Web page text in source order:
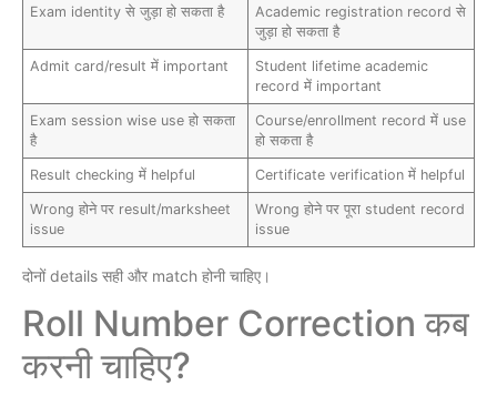
Exam identity से जुड़ा हो सकता है
Academic registration record से
जुड़ा हो सकता है
Admit card/result में important
Student lifetime academic
record में important
Exam session wise use हो सकता
है
Course/enrollment record में use
हो सकता है
Result checking में helpful Certificate verification में helpful
Wrong होने पर result/marksheet
issue
Wrong होने पर पूरा student record
issue
दोनों details सही और match होनी चाहिए।
Roll Number Correction कब
करनी चाहिए?